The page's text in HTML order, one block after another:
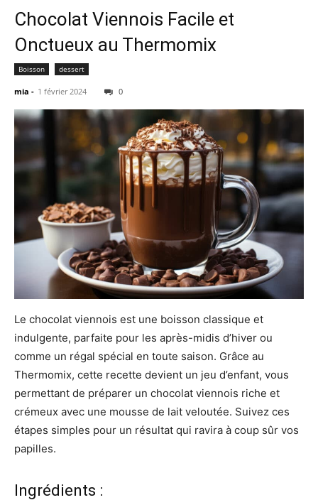
Chocolat Viennois Facile et
Onctueux au Thermomix
Boisson dessert
mia - 1 février 2024 0
Le chocolat viennois est une boisson classique et
indulgente, parfaite pour les après-midis d’hiver ou
comme un régal spécial en toute saison. Grâce au
Thermomix, cette recette devient un jeu d’enfant, vous
permettant de préparer un chocolat viennois riche et
crémeux avec une mousse de lait veloutée. Suivez ces
étapes simples pour un résultat qui ravira à coup sûr vos
papilles.
Ingrédients :